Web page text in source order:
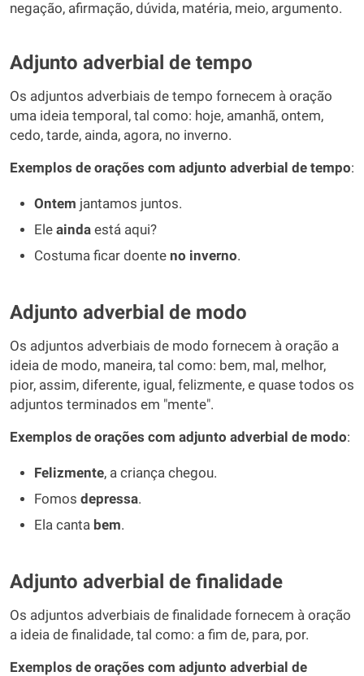
negação, afirmação, dúvida, matéria, meio, argumento.
Adjunto adverbial de tempo
Os adjuntos adverbiais de tempo fornecem à oração
uma ideia temporal, tal como: hoje, amanhã, ontem,
cedo, tarde, ainda, agora, no inverno.
Exemplos de orações com adjunto adverbial de tempo:
Ontem jantamos juntos.
Ele ainda está aqui?
Costuma ficar doente no inverno.
Adjunto adverbial de modo
Os adjuntos adverbiais de modo fornecem à oração a
ideia de modo, maneira, tal como: bem, mal, melhor,
pior, assim, diferente, igual, felizmente, e quase todos os
adjuntos terminados em "mente".
Exemplos de orações com adjunto adverbial de modo:
Felizmente, a criança chegou.
Fomos depressa.
Ela canta bem.
Adjunto adverbial de finalidade
Os adjuntos adverbiais de finalidade fornecem à oração
a ideia de finalidade, tal como: a fim de, para, por.
Exemplos de orações com adjunto adverbial de